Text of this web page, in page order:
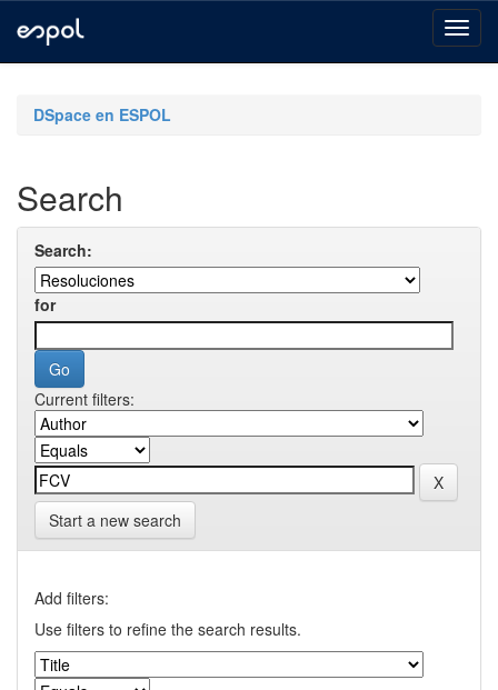
navigationDSpace en ESPOL
Search
Search:
for
Current filters:
Start a new search
Add filters:
Use filters to refine the search results.